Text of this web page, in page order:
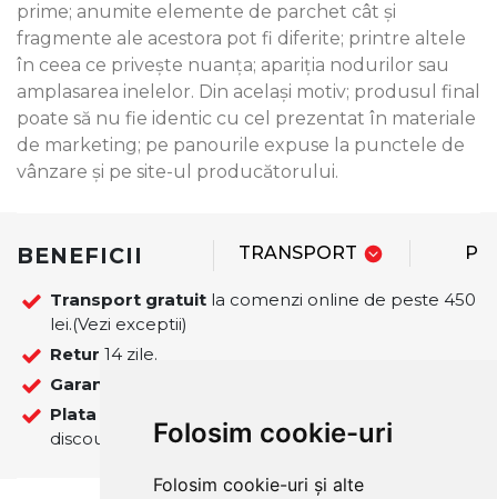
Folosim cookie-uri
Folosim cookie-uri și alte
prime; anumite elemente de parchet cât şi
fragmente ale acestora pot fi diferite; printre altele
în ceea ce priveşte nuanţa; apariţia nodurilor sau
amplasarea inelelor. Din acelaşi motiv; produsul final
poate să nu fie identic cu cel prezentat în materiale
de marketing; pe panourile expuse la punctele de
vânzare şi pe site-ul producătorului.
BENEFICII TRANSPORT
Transport gratuit la comenzi online de peste 450
lei.(Vezi exceptii)
Retur 14 zile.
Garantie
Plata
discount pentru comenzile finalizate pe site!